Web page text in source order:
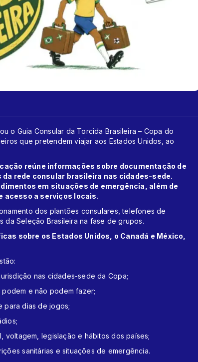
o Guia Consular da Torcida Brasileira – Copa do
que pretendem viajar aos Estados Unidos, ao
reúne informações sobre documentação de
rede consular brasileira nas cidades-sede.
em situações de emergência, além de
acesso a serviços locais.
dos plantões consulares, telefones de
Seleção Brasileira na fase de grupos.
sobre os Estados Unidos, o Canadá e México,
nas cidades-sede da Copa;
e não podem fazer;
para dias de jogos;
voltagem, legislação e hábitos dos países;
sanitárias e situações de emergência.